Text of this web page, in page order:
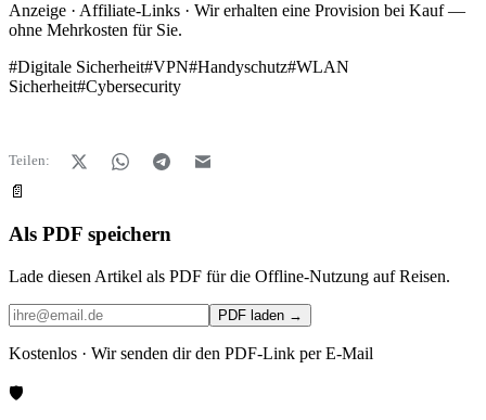
Anzeige · Affiliate-Links · Wir erhalten eine Provision bei Kauf —
ohne Mehrkosten für Sie.
#Digitale Sicherheit#VPN#Handyschutz#WLAN
Sicherheit#Cybersecurity
Teilen:
📄
Als PDF speichern
Lade diesen Artikel als PDF für die Offline-Nutzung auf Reisen.
PDF laden →
Kostenlos · Wir senden dir den PDF-Link per E-Mail
🛡️